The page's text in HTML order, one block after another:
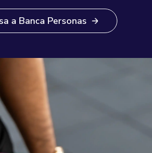
a Banca Personas